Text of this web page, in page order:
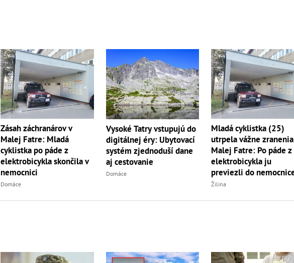
Zásah záchranárov v
Malej Fatre: Mladá
cyklistka po páde z
elektrobicykla skončila v
nemocnici
Domáce
Vysoké Tatry vstupujú do
digitálnej éry: Ubytovací
systém zjednoduší dane
aj cestovanie
Domáce
Mladá cyklistka (25)
utrpela vážne
Malej Fatre: Po páde z
elektrobicykla ju
previezli do
Žilina